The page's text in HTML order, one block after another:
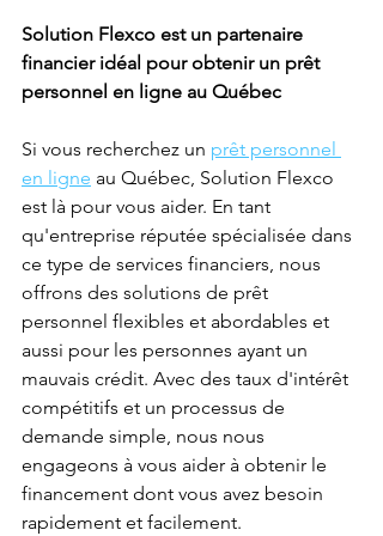
Solution Flexco est un partenaire
financier idéal pour obtenir un prêt
personnel en ligne au Québec
Si vous recherchez un prêt personnel
en ligne au Québec, Solution Flexco
est là pour vous aider. En tant
qu'entreprise réputée spécialisée dans
ce type de services financiers, nous
offrons des solutions de prêt
personnel flexibles et abordables et
aussi pour les personnes ayant un
mauvais crédit. Avec des taux d'intérêt
compétitifs et un processus de
demande simple, nous nous
engageons à vous aider à obtenir le
financement dont vous avez besoin
rapidement et facilement.